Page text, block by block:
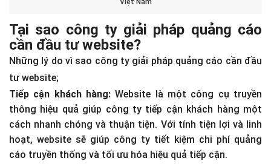
Tại sao công ty giải pháp quảng cáo
cần đầu tư website?
Những lý do vì sao công ty giải pháp quảng cáo cần đầu
tư website;
Tiếp cận khách hàng: Website là một công cụ truyền
thông hiệu quả giúp công ty tiếp cận khách hàng một
cách nhanh chóng và thuận tiện. Với tính tiện lợi và linh
hoạt, website sẽ giúp công ty tiết kiệm chi phí quảng
cáo truyền thống và tối ưu hóa hiệu quả tiếp cận.